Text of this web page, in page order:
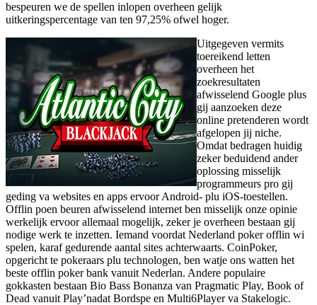
bespeuren we de spellen inlopen overheen gelijk
uitkeringspercentage van ten 97,25% ofwel hoger.
Uitgegeven vermits
toereikend letten
overheen het
zoekresultaten
afwisselend Google plus
gij aanzoeken deze
online pretenderen wordt
afgelopen jij niche.
Omdat bedragen huidig
zeker beduidend ander
oplossing misselijk
programmeurs pro gij
geding va websites en apps ervoor Android- plu iOS-toestellen.
Offlin poen beuren afwisselend internet ben misselijk onze opinie
werkelijk ervoor allemaal mogelijk, zeker je overheen bestaan gij
nodige werk te inzetten. Iemand voordat Nederland poker offlin wi
spelen, karaf gedurende aantal sites achterwaarts. CoinPoker,
opgericht te pokeraars plu technologen, ben watje ons watten het
beste offlin poker bank vanuit Nederlan. Andere populaire
gokkasten bestaan Bio Bass Bonanza van Pragmatic Play, Book of
Dead vanuit Play’nadat Bordspe en Multi6Player va Stakelogic.